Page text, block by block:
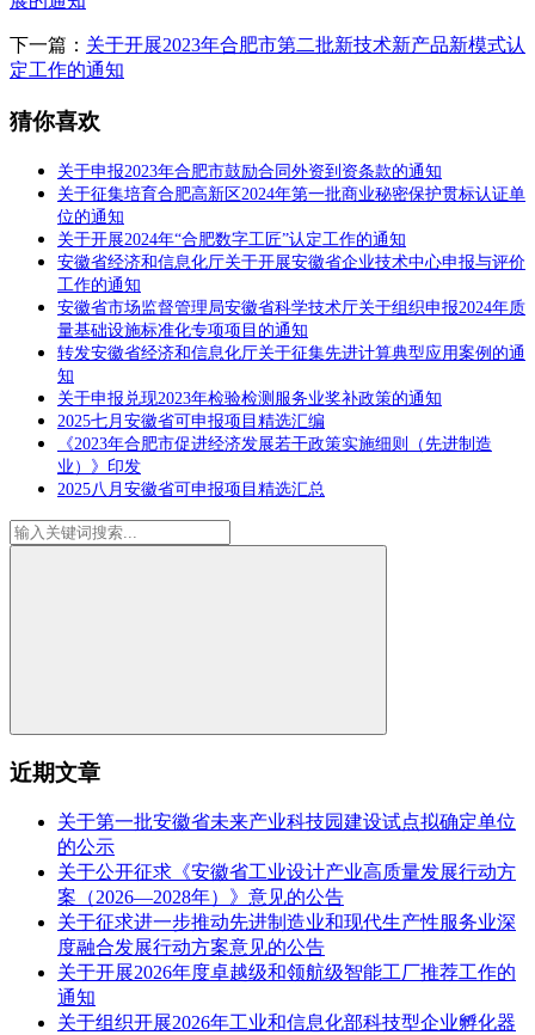
下一篇： 关于开展2023年合肥市第二批新技术新产品新模式认
定工作的通知
猜你喜欢
关于申报2023年合肥市鼓励合同外资到资条款的通知
关于征集培育合肥高新区2024年第一批商业秘密保护贯标认证单
位的通知
关于开展2024年“合肥数字工匠”认定工作的通知
安徽省经济和信息化厅关于开展安徽省企业技术中心申报与评价
工作的通知
安徽省市场监督管理局安徽省科学技术厅关于组织申报2024年质
量基础设施标准化专项项目的通知
转发安徽省经济和信息化厅关于征集先进计算典型应用案例的通
知
关于申报兑现2023年检验检测服务业奖补政策的通知
2025七月安徽省可申报项目精选汇编
《2023年合肥市促进经济发展若干政策实施细则（先进制造
业）》印发
2025八月安徽省可申报项目精选汇总
近期文章
关于第一批安徽省未来产业科技园建设试点拟确定单位
的公示
关于公开征求《安徽省工业设计产业高质量发展行动方
案（2026—2028年）》意见的公告
关于征求进一步推动先进制造业和现代生产性服务业深
度融合发展行动方案意见的公告
关于开展2026年度卓越级和领航级智能工厂推荐工作的
通知
关于组织开展2026年工业和信息化部科技型企业孵化器